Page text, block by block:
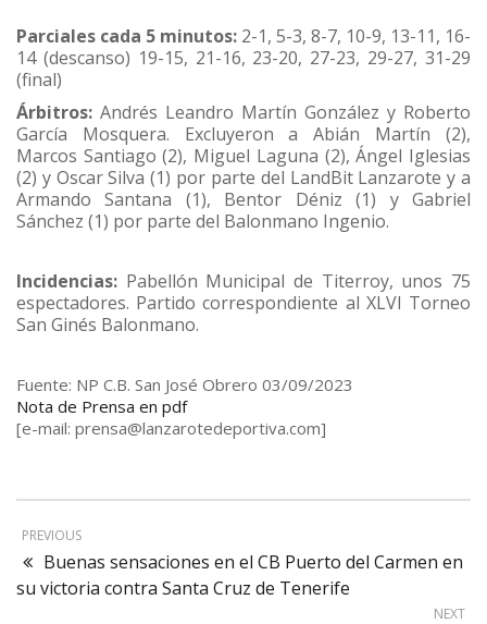
Parciales cada 5 minutos: 2-1, 5-3, 8-7, 10-9, 13-11, 16-
14 (descanso) 19-15, 21-16, 23-20, 27-23, 29-27, 31-29
(final)
Árbitros: Andrés Leandro Martín González y Roberto
García Mosquera. Excluyeron a Abián Martín (2),
Marcos Santiago (2), Miguel Laguna (2), Ángel Iglesias
(2) y Oscar Silva (1) por parte del LandBit Lanzarote y a
Armando Santana (1), Bentor Déniz (1) y Gabriel
Sánchez (1) por parte del Balonmano Ingenio.
Incidencias: Pabellón Municipal de Titerroy, unos 75
espectadores. Partido correspondiente al XLVI Torneo
San Ginés Balonmano.
Fuente: NP C.B. San José Obrero 03/09/2023
Nota de Prensa en pdf
[e-mail: prensa@lanzarotedeportiva.com]
PREVIOUS
Buenas sensaciones en el CB Puerto del Carmen en
su victoria contra Santa Cruz de Tenerife
NEXT